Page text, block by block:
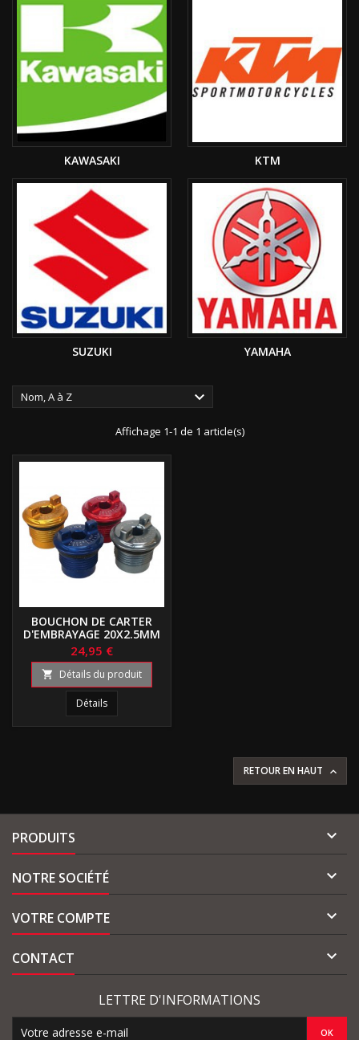
KAWASAKI KTM
SUZUKI YAMAHA
Nom, A à Z 
Affichage 1-1 de 1 article(s)
BOUCHON DE CARTER
D'EMBRAYAGE 20X2.5MM
24,95 €
 Détails du produit
Détails
RETOUR EN HAUT 
PRODUITS 
NOTRE SOCIÉTÉ 
VOTRE COMPTE 
CONTACT 
LETTRE D'INFORMATIONS